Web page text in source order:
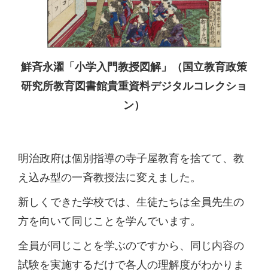
鮮斉永濯「小学入門教授図解」（国立教育政策
研究所教育図書館貴重資料デジタルコレクショ
ン）
明治政府は個別指導の寺子屋教育を捨てて、教
え込み型の一斉教授法に変えました。
新しくできた学校では、生徒たちは全員先生の
方を向いて同じことを学んでいます。
全員が同じことを学ぶのですから、同じ内容の
試験を実施するだけで各人の理解度がわかりま